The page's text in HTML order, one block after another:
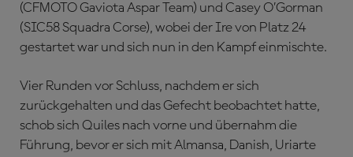
(CFMOTO Gaviota Aspar Team) und Casey O’Gorman
(SIC58 Squadra Corse), wobei der Ire von Platz 24
gestartet war und sich nun in den Kampf einmischte.
Vier Runden vor Schluss, nachdem er sich
zurückgehalten und das Gefecht beobachtet hatte,
schob sich Quiles nach vorne und übernahm die
Führung, bevor er sich mit Almansa, Danish, Uriarte